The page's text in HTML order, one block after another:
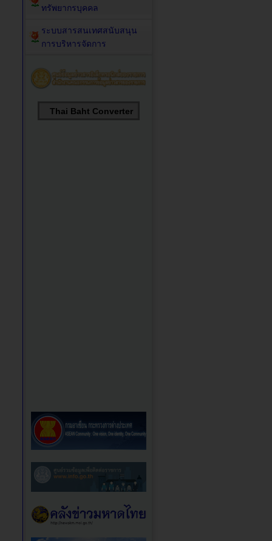
ทรัพยากรบุคคล
ระบบสารสนเทศสนับสนุน
การบริหารจัดการ
Thai Baht Converter